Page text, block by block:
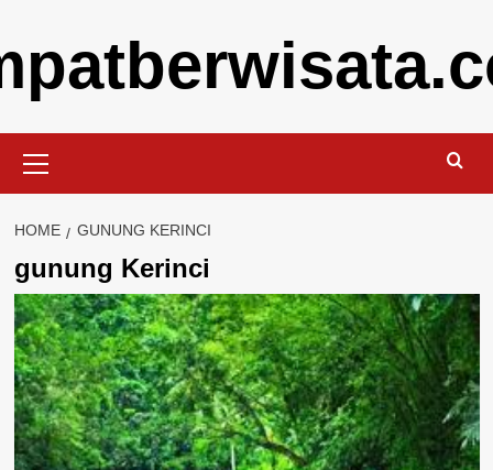
content
Menu
HOME GUNUNG KERINCI
gunung Kerinci